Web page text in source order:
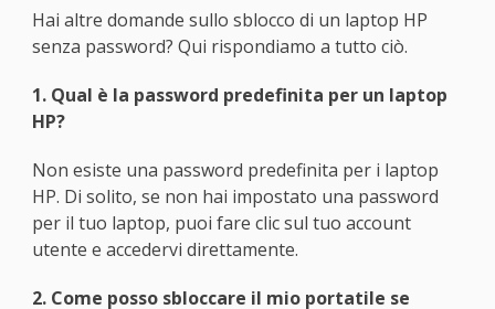
Hai altre domande sullo sblocco di un laptop HP
senza password? Qui rispondiamo a tutto ciò.
1. Qual è la password predefinita per un laptop
HP?
Non esiste una password predefinita per i laptop
HP. Di solito, se non hai impostato una password
per il tuo laptop, puoi fare clic sul tuo account
utente e accedervi direttamente.
2. Come posso sbloccare il mio portatile se